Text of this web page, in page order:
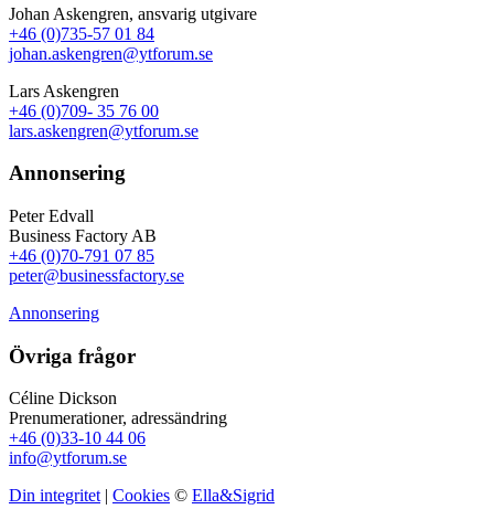
Johan Askengren, ansvarig utgivare
+46 (0)735-57 01 84
johan.askengren@ytforum.se
Lars Askengren
+46 (0)709- 35 76 00
lars.askengren@ytforum.se
Annonsering
Peter Edvall
Business Factory AB
+46 (0)70-791 07 85
peter@businessfactory.se
Annonsering
Övriga frågor
Céline Dickson
Prenumerationer, adressändring
+46 (0)33-10 44 06
info@ytforum.se
Din integritet | Cookies © Ella&Sigrid